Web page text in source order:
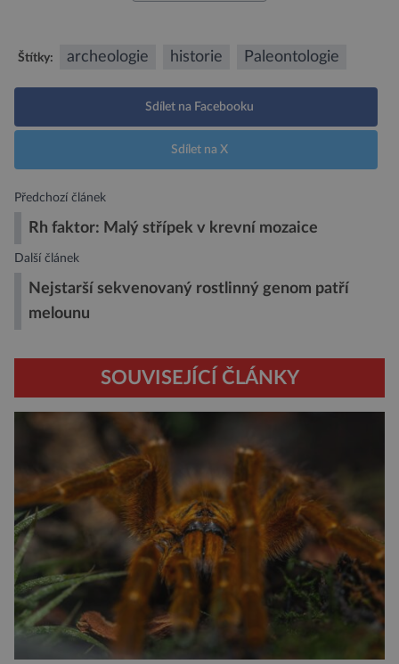
Štítky: archeologie historie Paleontologie
Sdílet na Facebooku
Sdílet na X
Předchozí článek
Rh faktor: Malý střípek v krevní mozaice
Další článek
Nejstarší sekvenovaný rostlinný genom patří
melounu
SOUVISEJÍCÍ ČLÁNKY